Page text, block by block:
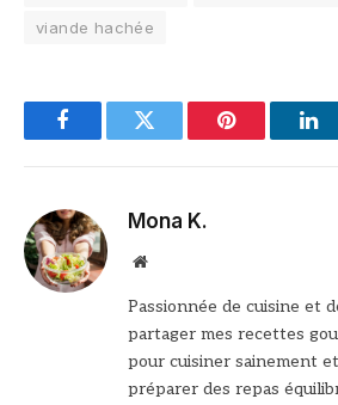
viande hachée
FacebookTwitter Pinterest
Mona K.
Site
Passionnée de cuisine et
partager mes recettes
pour cuisiner sainement
préparer des repas